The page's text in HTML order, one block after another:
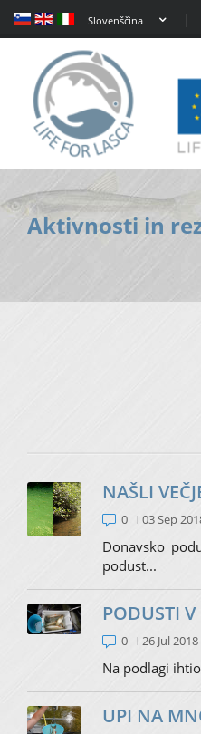
Slovenščina
Aktivnosti in
NAŠLI
0 03 Sep
Donavsko
podust...
PODUSTI
0 26 Jul 2018
Na podlagi
UPI NA